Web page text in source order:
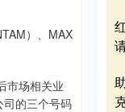
）、MAX
市场相关业
的三个号码